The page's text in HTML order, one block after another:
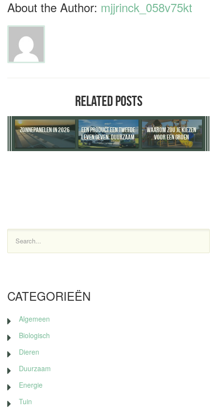
About the Author: mjjrinck_058v75kt
RELATED POSTS
ZONNEPANELEN IN 2026
EEN PRODUCT EEN TWEEDE
LEVEN GEVEN: DUURZAAM
DENKEN BEGINT BIJ
DOORVERKOPEN
WAAROM ZOU JE KIEZEN
VOOR EEN GROEN
SCHOOLPLEIN?
CATEGORIEËN
Algemeen
Biologisch
Dieren
Duurzaam
Energie
Tuin